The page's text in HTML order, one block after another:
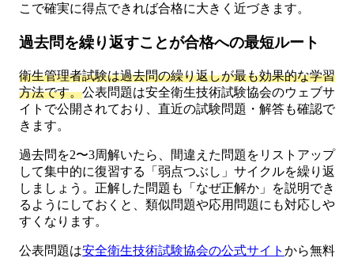
こで確実に得点できれば合格に大きく近づきます。
過去問を繰り返すことが合格への最短ルート
衛生管理者試験は過去問の繰り返しが最も効果的な学習
方法です。公表問題は安全衛生技術試験協会のウェブサ
イトで公開されており、直近の試験問題・解答も確認で
きます。
過去問を2〜3周解いたら、間違えた問題をリストアップ
して集中的に復習する「弱点つぶし」サイクルを繰り返
しましょう。正解した問題も「なぜ正解か」を説明でき
るようにしておくと、類似問題や応用問題にも対応しや
すくなります。
公表問題は安全衛生技術試験協会の公式サイト から無料